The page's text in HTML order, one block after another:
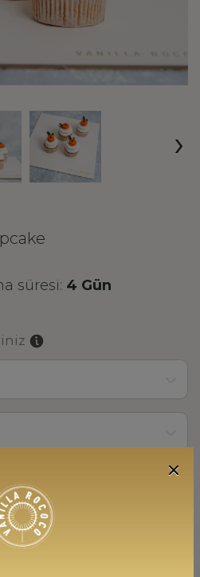
›
süresi: 4 Gün
TL